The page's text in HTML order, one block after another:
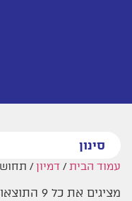
סינון
עמוד הבית/ דמיון/
מציגים את כל ⁦9⁩ התוצאות